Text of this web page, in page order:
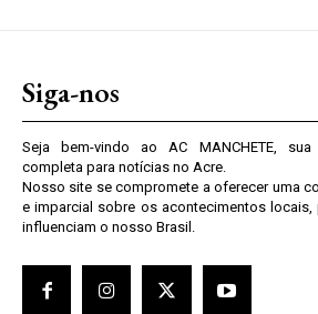
Siga-nos
Seja bem-vindo ao AC MANCHETE,
completa para notícias no Acre.
Nosso site se compromete a oferecer uma
e imparcial sobre os acontecimentos
influenciam o nosso Brasil.